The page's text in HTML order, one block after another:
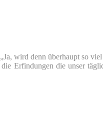
wird denn überhaupt so
Erfindungen die unser